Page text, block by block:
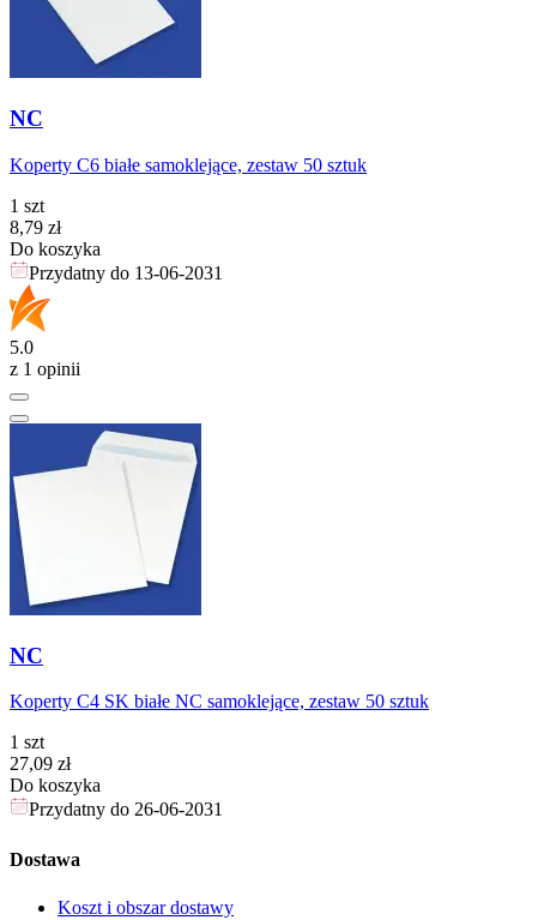
NC
Koperty C6 białe samoklejące, zestaw 50 sztuk
1 szt
Cena
8,79 zł
Do koszyka
Przydatny do 13-06-2031
5.0
z 1 opinii
NC
Koperty C4 SK białe NC samoklejące, zestaw 50 sztuk
1 szt
Cena
27,09 zł
Do koszyka
Przydatny do 26-06-2031
Dostawa
Koszt i obszar dostawy